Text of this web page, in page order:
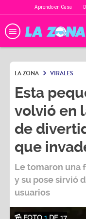
Aprendo en Casa
LA ZONA VIRALES
Esta
volvió en
de
que
Le tomaron una
y su pose sirvió
usuarios